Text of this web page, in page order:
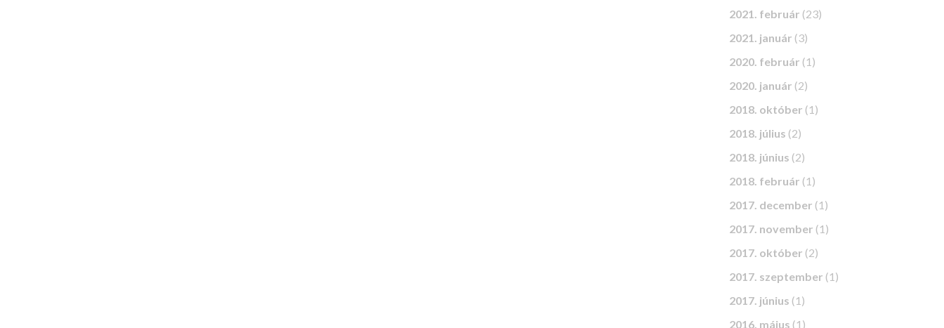
2021. február (23)
2021. január (3)
2020. február (1)
2020. január (2)
2018. október (1)
2018. július (2)
2018. június (2)
2018. február (1)
2017. december (1)
2017. november (1)
2017. október (2)
2017. szeptember (1)
2017. június (1)
2016. május (1)